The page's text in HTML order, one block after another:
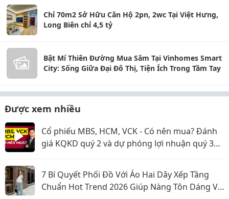
Chỉ 70m2 Sở Hữu Căn Hộ 2pn, 2wc Tại Việt Hưng,
Long Biên chỉ 4,5 tỷ
Bật Mí Thiên Đường Mua Sắm Tại Vinhomes Smart
City: Sống Giữa Đại Đô Thị, Tiện Ích Trong Tầm Tay
Được xem nhiều
Cổ phiếu MBS, HCM, VCK - Có nên mua? Đánh
giá KQKD quý 2 và dự phóng lợi nhuận quý 3
7 Bí Quyết Phối Đồ Với Áo Hai Dây Xếp Tầng
Chuẩn Hot Trend 2026 Giúp Nàng Tôn Dáng Và